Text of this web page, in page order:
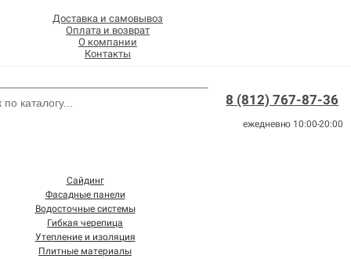
Доставка и самовывоз
Оплата и возврат
О компании
Контакты
8 (812) 767-87-36
ежедневно 10:00-20:00
Сайдинг
Фасадные панели
Водосточные системы
Гибкая черепица
Утепление и изоляция
Плитные материалы